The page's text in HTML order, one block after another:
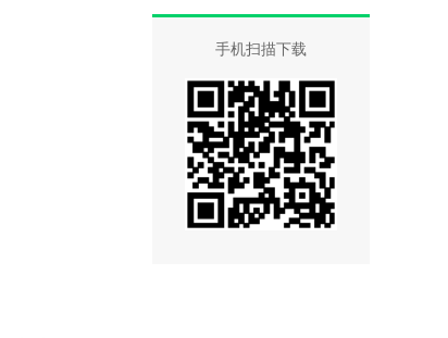
决
手机扫描下载